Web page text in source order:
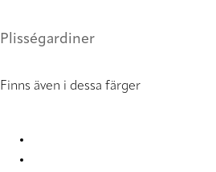
Plisségardiner
Finns även i dessa färger